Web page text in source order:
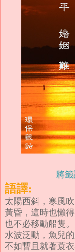
將
語譯:
太陽西斜，寒風
黃昏， 這時也懶
也不必移動船隻。
水波泛動，魚兒
不如暫且就著蓑